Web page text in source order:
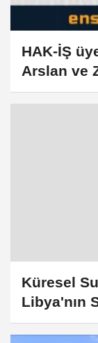
HAK-İŞ
Arslan ve
Küresel
Libya'nın
etme